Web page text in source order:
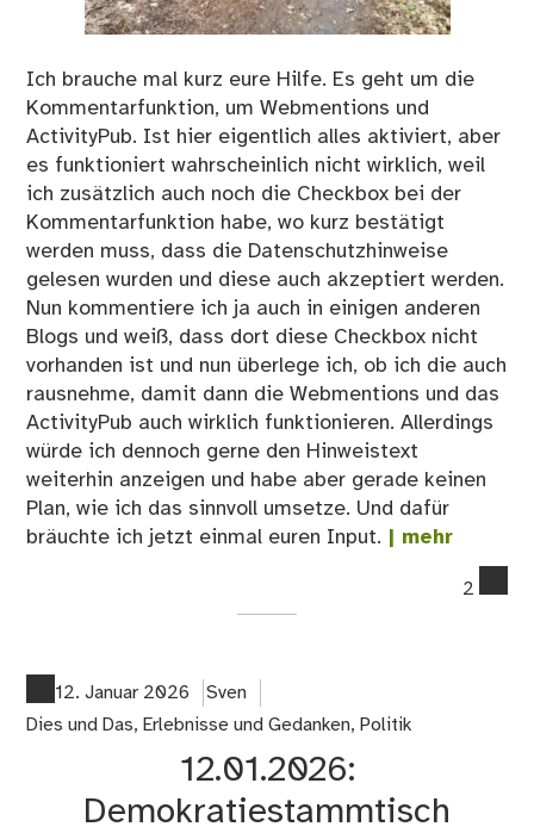
Ich brauche mal kurz eure Hilfe. Es geht um die
Kommentarfunktion, um Webmentions und
ActivityPub. Ist hier eigentlich alles aktiviert, aber
es funktioniert wahrscheinlich nicht wirklich, weil
ich zusätzlich auch noch die Checkbox bei der
Kommentarfunktion habe, wo kurz bestätigt
werden muss, dass die Datenschutzhinweise
gelesen wurden und diese auch akzeptiert werden.
Nun kommentiere ich ja auch in einigen anderen
Blogs und weiß, dass dort diese Checkbox nicht
vorhanden ist und nun überlege ich, ob ich die auch
rausnehme, damit dann die Webmentions und das
ActivityPub auch wirklich funktionieren. Allerdings
würde ich dennoch gerne den Hinweistext
weiterhin anzeigen und habe aber gerade keinen
Plan, wie ich das sinnvoll umsetze. Und dafür
bräuchte ich jetzt einmal euren Input. | mehr
2
12. Januar 2026
Sven
Dies und Das, Erlebnisse und Gedanken, Politik
12.01.2026:
Demokratiestammtisch